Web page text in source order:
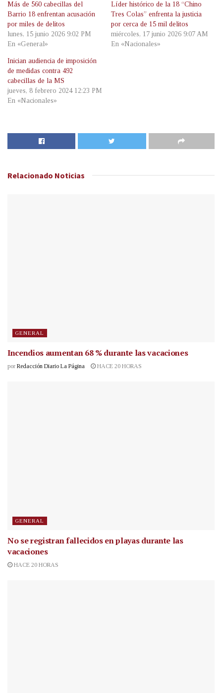
Más de 560 cabecillas del
Barrio 18 enfrentan acusación
por miles de delitos
lunes, 15 junio 2026 9:02 PM
En «General»
Líder histórico de la 18 “Chino
Tres Colas” enfrenta la justicia
por cerca de 15 mil delitos
miércoles, 17 junio 2026 9:07 AM
En «Nacionales»
Inician audiencia de imposición
de medidas contra 492
cabecillas de la MS
jueves, 8 febrero 2024 12:23 PM
En «Nacionales»
Relacionado Noticias
GENERAL
Incendios aumentan 68 % durante las vacaciones
por Redacción Diario La Página HACE 20 HORAS
GENERAL
No se registran fallecidos en playas durante las
vacaciones
HACE 20 HORAS